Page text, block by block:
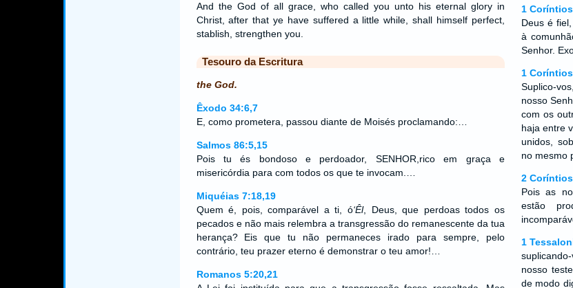
And the God of all grace, who called you unto his eternal glory in
Christ, after that ye have suffered a little while, shall himself perfect,
stablish, strengthen you.
Tesouro da Escritura
the God.
Êxodo 34:6,7
E, como prometera, passou diante de Moisés proclamando:…
Salmos 86:5,15
Pois tu és bondoso e perdoador, SENHOR,rico em graça e
misericórdia para com todos os que te invocam.…
Miquéias 7:18,19
Quem é, pois, comparável a ti, ó‘Êl, Deus, que perdoas todos os
pecados e não mais relembra a transgressão do remanescente da tua
herança? Eis que tu não permaneces irado para sempre, pelo
contrário, teu prazer eterno é demonstrar o teu amor!…
Romanos 5:20,21
1
Deus é
à
Senhor.
1
Suplico-
nosso
com os
haja entre
unidos,
no mesmo
2
Pois as
estão
1
nosso
de modo